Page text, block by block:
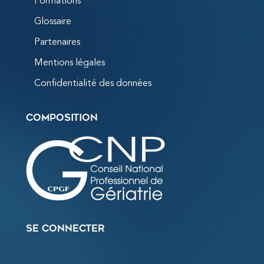
Glossaire
Partenaires
Mentions légales
Confidentialité des données
Composition
Se connecter